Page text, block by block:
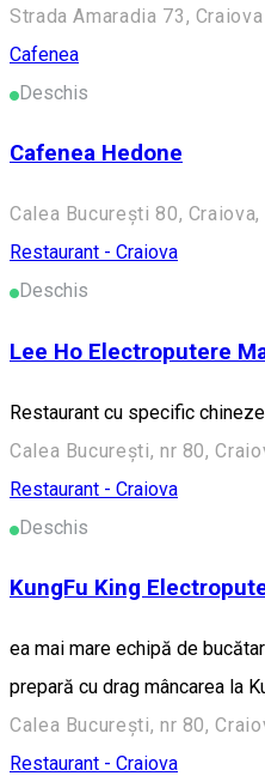
Strada Amaradia 73,
Cafenea
Deschis
Cafenea Hedone
Calea București 80, Craiova,
Restaurant - Craiova
Deschis
Lee Ho Electroputere
Restaurant cu specific
Calea București, nr 80,
Restaurant - Craiova
Deschis
KungFu King
ea mai mare echipă de
prepară cu drag mâncarea la
Calea București, nr 80,
Restaurant - Craiova